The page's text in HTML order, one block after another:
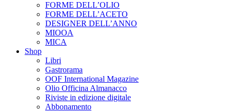
FORME DELL’OLIO
FORME DELL’ACETO
DESIGNER DELL’ANNO
MIOOA
MICA
Shop
Libri
Gastrorama
OOF International Magazine
Olio Officina Almanacco
Riviste in edizione digitale
Abbonamento